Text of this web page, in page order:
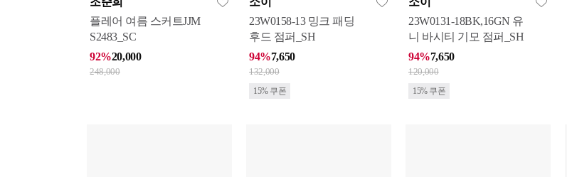
플레어 여름 스커트JJM
S2483_SC
92%20,000
248,000
23W0158-13 밍크 패딩
후드 점퍼_SH
94%7,650
132,000
15% 쿠폰
23W0131-18BK,16GN 유
니 바시티 기모 점퍼_SH
94%7,650
120,000
15% 쿠폰